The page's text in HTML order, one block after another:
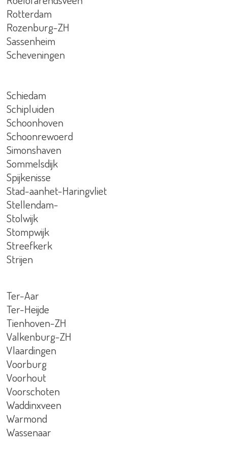
Rotterdam
Rozenburg-ZH
Sassenheim
Scheveningen
Schiedam
Schipluiden
Schoonhoven
Schoonrewoerd
Simonshaven
Sommelsdijk
Spijkenisse
Stad-aanhet-Haringvliet
Stellendam-
Stolwijk
Stompwijk
Streefkerk
Strijen
Ter-Aar
Ter-Heijde
Tienhoven-ZH
Valkenburg-ZH
Vlaardingen
Voorburg
Voorhout
Voorschoten
Waddinxveen
Warmond
Wassenaar